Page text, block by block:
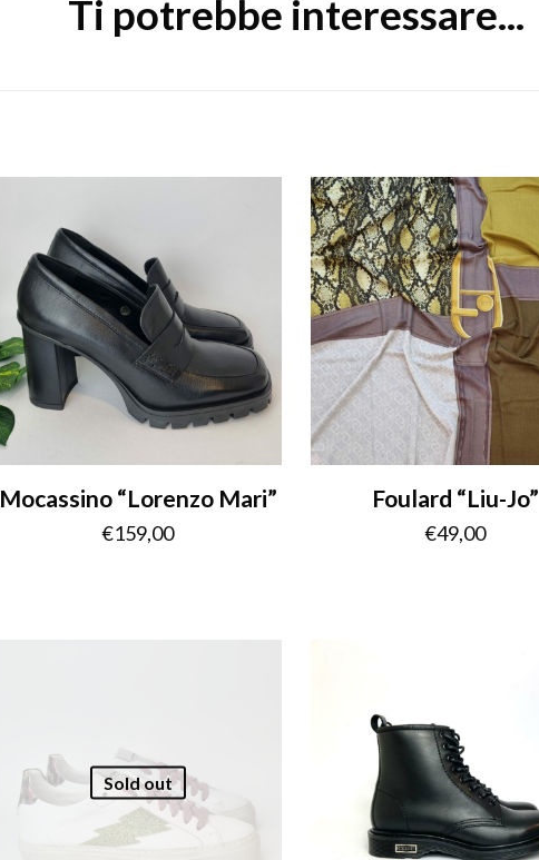
Ti potrebbe interessare...
Mocassino “Lorenzo Mari”
€159,00
Foulard “Liu-Jo”
€49,00
Sold out